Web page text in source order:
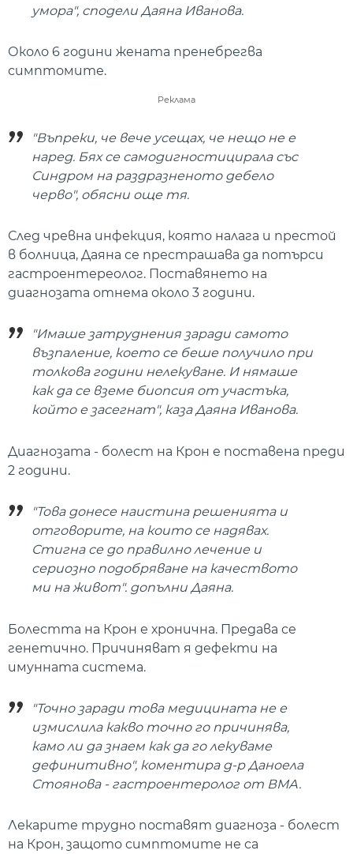
умора", сподели Даяна Иванова.
Около 6 години жената пренебрегва
симптомите.
Реклама
"Въпреки, че вече усещах, че нещо не е
наред. Бях се самодигностицирала със
Синдром на раздразненото дебело
черво", обясни още тя.
След чревна инфекция, която налага и престой
в болница, Даяна се престрашава да потърси
гастроентереолог. Поставянето на
диагнозата отнема около 3 години.
"Имаше затруднения заради самото
възпаление, което се беше получило при
толкова години нелекуване. И нямаше
как да се вземе биопсия от участъка,
който е засегнат", каза Даяна Иванова.
Диагнозата - болест на Крон е поставена преди
2 години.
"Това донесе наистина решенията и
отговорите, на които се надявах.
Стигна се до правилно лечение и
сериозно подобряване на качеството
ми на живот". допълни Даяна.
Болестта на Крон е хронична. Предава се
генетично. Причиняват я дефекти на
имунната система.
"Точно заради това медицината не е
измислила какво точно го причинява,
камо ли да знаем как да го лекуваме
дефинитивно", коментира д-р Даноела
Стоянова - гастроентеролог от ВМА.
Лекарите трудно поставят диагноза - болест
на Крон, защото симптомите не са